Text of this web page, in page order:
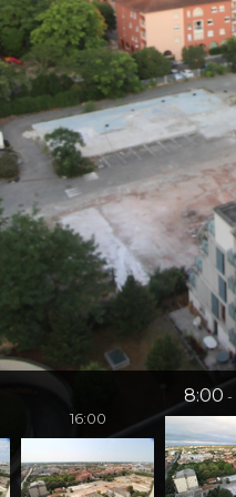
8:00
16:00